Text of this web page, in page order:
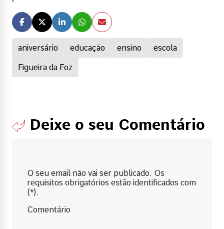
aniversário educação ensino escola
Figueira da Foz
Deixe o seu Comentário
O seu email não vai ser publicado. Os
requisitos obrigatórios estão identificados com
(*).
Comentário